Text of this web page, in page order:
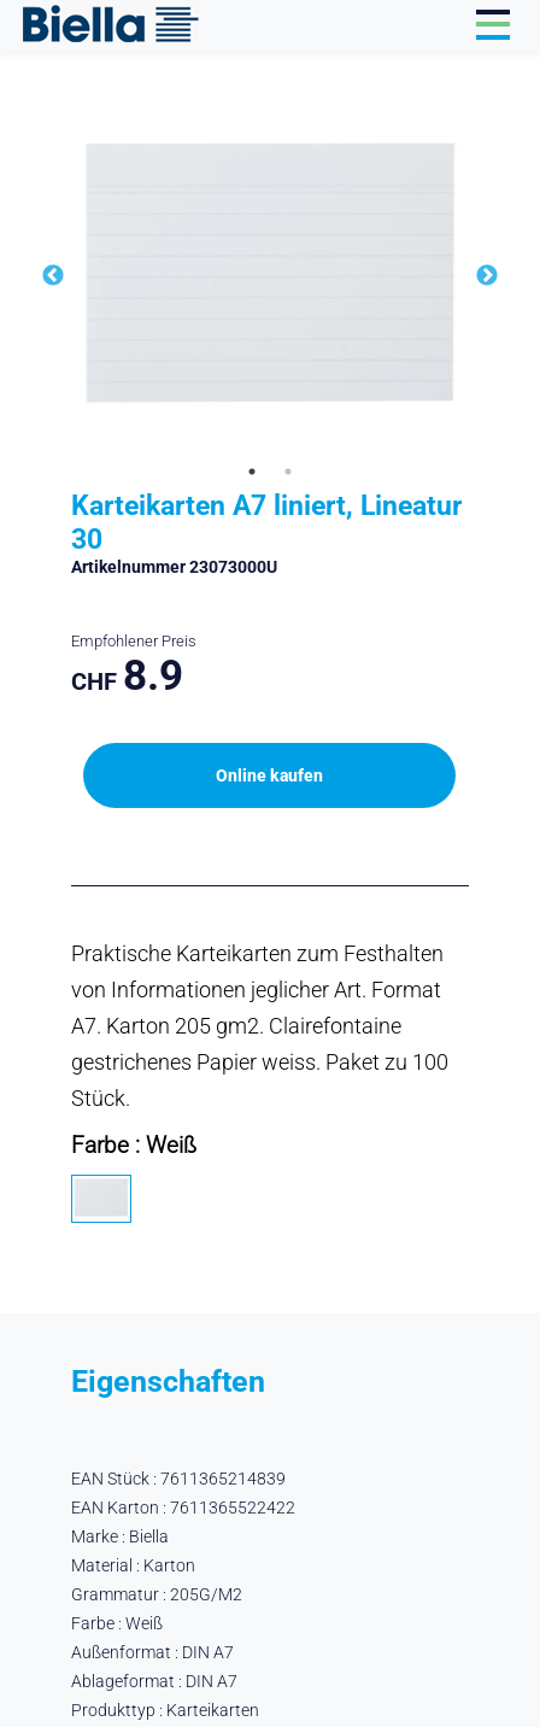
Karteikarten A7 liniert, Lineatur
30
Artikelnummer 23073000U
Empfohlener Preis
CHF 8.9
Online kaufen
Praktische Karteikarten zum Festhalten
von Informationen jeglicher Art. Format
A7. Karton 205 gm2. Clairefontaine
gestrichenes Papier weiss. Paket zu 100
Stück.
Farbe : Weiß
Eigenschaften
EAN Stück : 7611365214839
EAN Karton : 7611365522422
Marke : Biella
Material : Karton
Grammatur : 205G/M2
Farbe : Weiß
Außenformat : DIN A7
Ablageformat : DIN A7
Produkttyp : Karteikarten
Cookie-Einstellungen